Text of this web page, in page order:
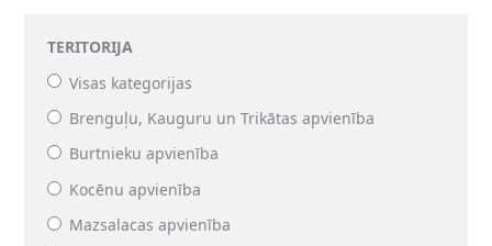
TERITORIJA
Visas kategorijas
Brenguļu, Kauguru un Trikātas apvienība
Burtnieku apvienība
Kocēnu apvienība
Mazsalacas apvienība